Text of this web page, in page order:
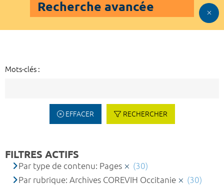
Recherche avancée
Mots-clés :
EFFACER RECHERCHER
FILTRES ACTIFS
Par type de contenu: Pages
(30)
Par rubrique: Archives COREVIH Occitanie
(30)